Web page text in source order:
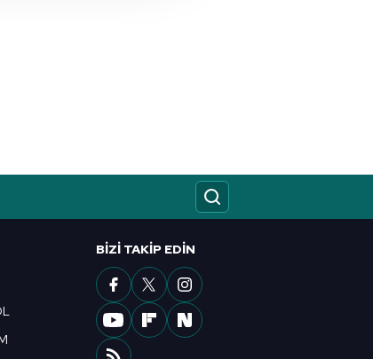
bilgi için Ayarlar
BIZI TAKIP EDIN